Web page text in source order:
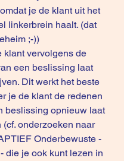
je de klant uit het
linkerbrein haalt. (dat
;-))
vervolgens de
een beslissing laat
Dit werkt het beste
je de klant de redenen
beslissing opnieuw laat
(cf. onderzoeken naar
Onderbewuste -
die je ook kunt lezen in